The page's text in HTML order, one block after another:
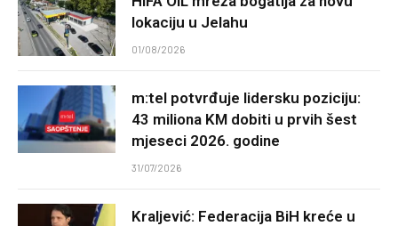
lokaciju u Jelahu
01/08/2026
m:tel potvrđuje lidersku poziciju:
43 miliona KM dobiti u prvih šest
mjeseci 2026. godine
31/07/2026
Kraljević: Federacija BiH kreće u